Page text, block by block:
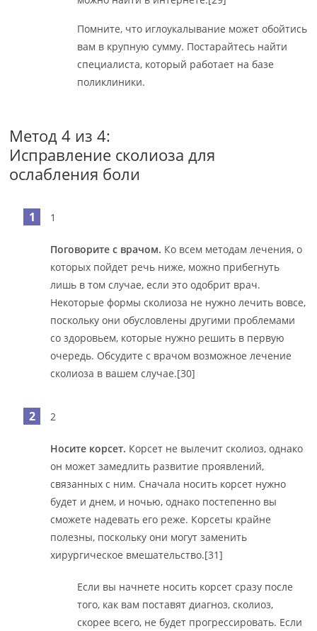
Помните, что иглоукалывание может обойтись
вам в крупную сумму. Постарайтесь найти
специалиста, который работает на базе
поликлиники.
Метод 4 из 4:
Исправление сколиоза для
ослабления боли
1
Поговорите с врачом. Ко всем методам лечения, о
которых пойдет речь ниже, можно прибегнуть
лишь в том случае, если это одобрит врач.
Некоторые формы сколиоза не нужно лечить вовсе,
поскольку они обусловлены другими проблемами
со здоровьем, которые нужно решить в первую
очередь. Обсудите с врачом возможное лечение
сколиоза в вашем случае.[30]
2
Носите корсет. Корсет не вылечит сколиоз, однако
он может замедлить развитие проявлений,
связанных с ним. Сначала носить корсет нужно
будет и днем, и ночью, однако постепенно вы
сможете надевать его реже. Корсеты крайне
полезны, поскольку они могут заменить
хирургическое вмешательство.[31]
Если вы начнете носить корсет сразу после
того, как вам поставят диагноз, сколиоз,
скорее всего, не будет прогрессировать. Если